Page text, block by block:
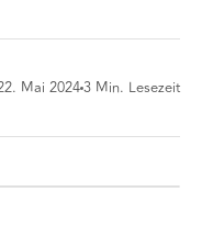
Mai 20243 Min. Lesezeit